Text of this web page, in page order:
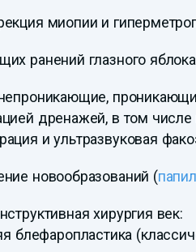
миопии и
ранений глазного
дренажей, в том
и ультразвуковая
новообразований (
хирургия век:
блефаропластика